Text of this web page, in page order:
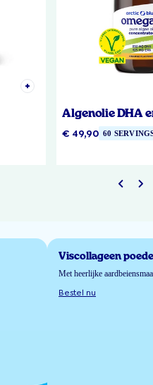
Algenolie DHA
€ 49,90 60
Viscollageen
Met heerlijke
Bestel nu